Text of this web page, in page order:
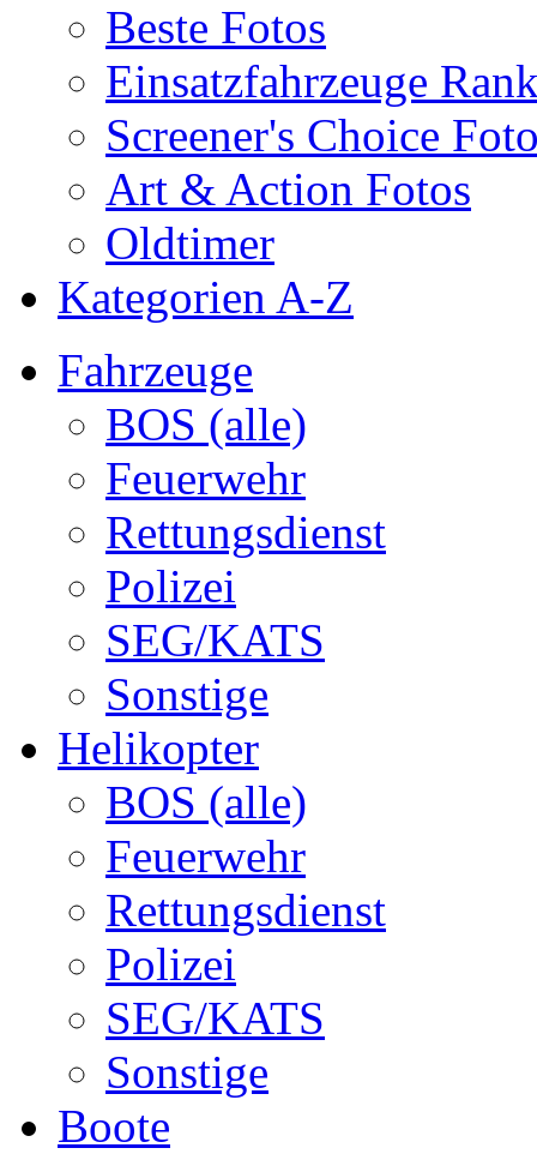
Beste Fotos
Einsatzfahrzeuge
Screener's Choice
Art & Action Fotos
Oldtimer
Kategorien A-Z
Fahrzeuge
BOS (alle)
Feuerwehr
Rettungsdienst
Polizei
SEG/KATS
Sonstige
Helikopter
BOS (alle)
Feuerwehr
Rettungsdienst
Polizei
SEG/KATS
Sonstige
Boote